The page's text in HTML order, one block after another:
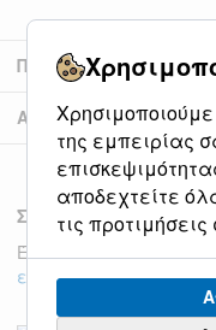
Περισσότερες
Αξιολογήσεις
Σχετικά Προϊόντα
Έλεγχος στοιχείων
επιλογή όλων
της εμπειρίας
αποδεχτείτε
τις